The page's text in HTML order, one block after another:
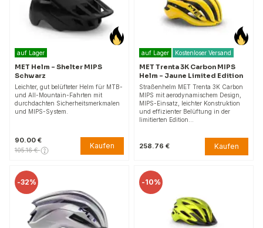
auf Lager
MET Helm – Shelter MIPS
Schwarz
Leichter, gut belüfteter Helm für MTB-
und All-Mountain-Fahrten mit
durchdachten Sicherheitsmerkmalen
und MIPS-System.
90.00 €
105.16 € Kaufen
auf Lager Kostenloser Versand
MET Trenta 3K Carbon MIPS
Helm – Jaune Limited Edition
Straßenhelm MET Trenta 3K Carbon
MIPS mit aerodynamischem Design,
MIPS-Einsatz, leichter Konstruktion
und effizienter Belüftung in der
limitierten Edition…
258.76 € Kaufen
-32% -10%